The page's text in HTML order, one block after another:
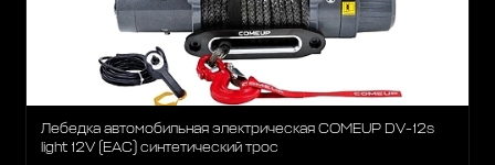
Лебедка автомобильная электрическая COMEUP DV-12s
light 12V (EAC) синтетический трос